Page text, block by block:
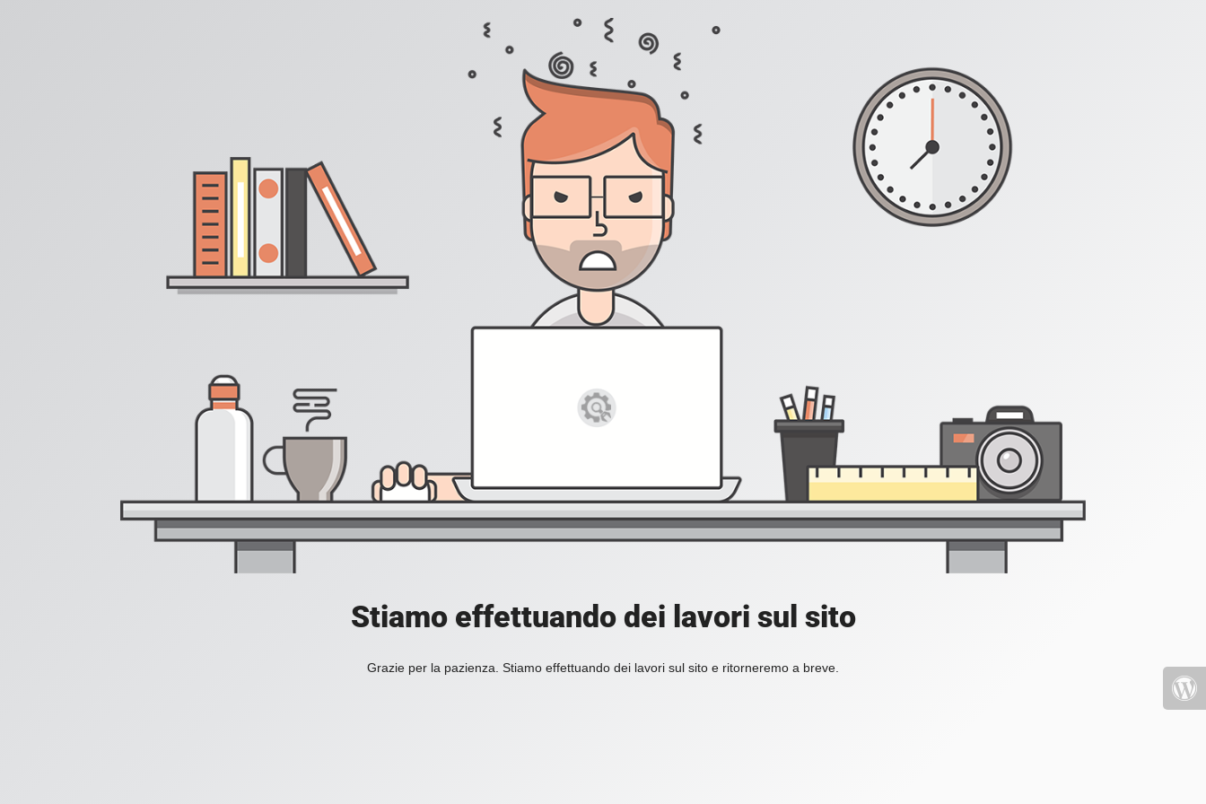
Stiamo effettuando dei lavori sul sito
Grazie per la pazienza. Stiamo effettuando dei lavori sul sito e ritorneremo a breve.